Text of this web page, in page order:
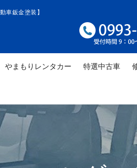
車鈑金塗装】
やまもりレンタカー 特選中古車